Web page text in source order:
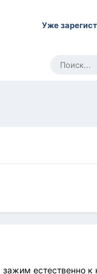
Уже
естественно к